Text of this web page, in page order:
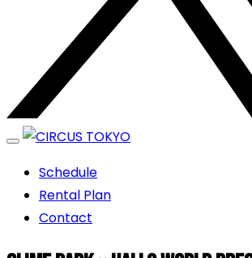
CIRCUS TOKYO
エンターテイメントスペース
Schedule
Rental Plan
Contact